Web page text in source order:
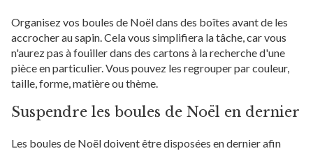
Organisez vos boules de Noël dans des boîtes avant de les
accrocher au sapin. Cela vous simplifiera la tâche, car vous
n'aurez pas à fouiller dans des cartons à la recherche d'une
pièce en particulier. Vous pouvez les regrouper par couleur,
taille, forme, matière ou thème.
Suspendre les boules de Noël en dernier
Les boules de Noël doivent être disposées en dernier afin